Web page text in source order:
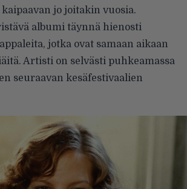
jo joitakin vuosia.
albumi täynnä hienosti
jotka ovat samaan aikaan
Artisti on selvästi puhkeamassa
seuraavan kesäfestivaalien